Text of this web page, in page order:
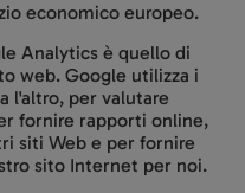
economico europeo.
Analytics è quello di
web. Google utilizza i
l'altro, per valutare
fornire rapporti online,
siti Web e per fornire
sito Internet per noi.